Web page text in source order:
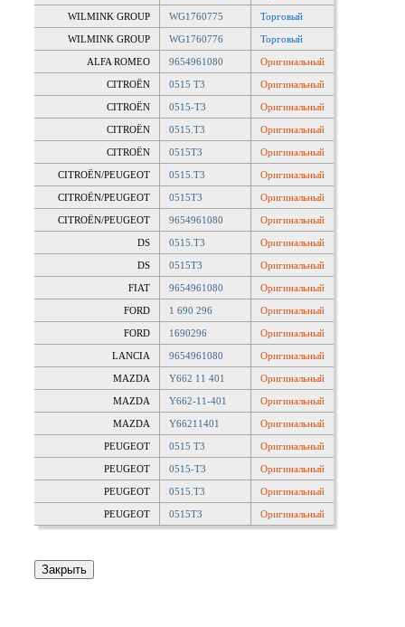
WILMINK GROUP WG1760775 Торговый
WILMINK GROUP WG1760776 Торговый
ALFA ROMEO 9654961080 Оригинальный
CITROËN 0515 T3 Оригинальный
CITROËN 0515-T3 Оригинальный
CITROËN 0515.T3 Оригинальный
CITROËN 0515T3 Оригинальный
CITROËN/PEUGEOT 0515.T3 Оригинальный
CITROËN/PEUGEOT 0515T3 Оригинальный
CITROËN/PEUGEOT 9654961080 Оригинальный
DS 0515.T3 Оригинальный
DS 0515T3 Оригинальный
FIAT 9654961080 Оригинальный
FORD 1 690 296 Оригинальный
FORD 1690296 Оригинальный
LANCIA 9654961080 Оригинальный
MAZDA Y662 11 401 Оригинальный
MAZDA Y662-11-401 Оригинальный
MAZDA Y66211401 Оригинальный
PEUGEOT 0515 T3 Оригинальный
PEUGEOT 0515-T3 Оригинальный
PEUGEOT 0515.T3 Оригинальный
PEUGEOT 0515T3 Оригинальный